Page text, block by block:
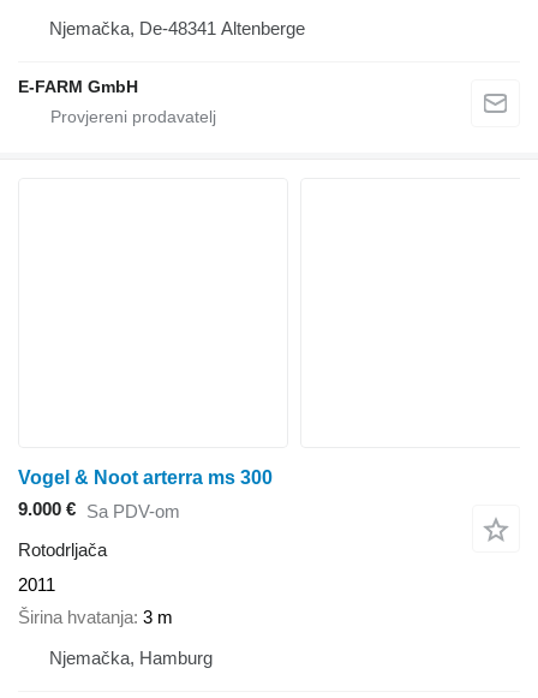
Njemačka, De-48341 Altenberge
E-FARM GmbH
Vogel & Noot arterra ms 300
9.000 € Sa PDV-om
Rotodrljača
2011
Širina hvatanja 3 m
Njemačka, Hamburg